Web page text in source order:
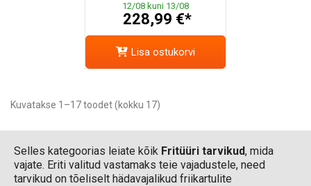
12/08 kuni 13/08
228,99 €*
Lisa ostukorvi
Kuvatakse 1–17 toodet (kokku 17)
Selles kategoorias leiate kõik Fritüüri tarvikud, mida
vajate. Eriti valitud vastamaks teie vajadustele, need
tarvikud on tõeliselt hädavajalikud friikartulite